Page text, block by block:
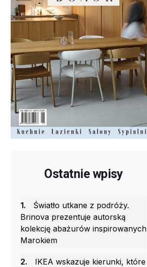
Ostatnie wpisy
1.
Światło utkane z podróży.
Brinova prezentuje autorską
kolekcję abażurów inspirowanych
Marokiem
2.
IKEA wskazuje kierunki, które